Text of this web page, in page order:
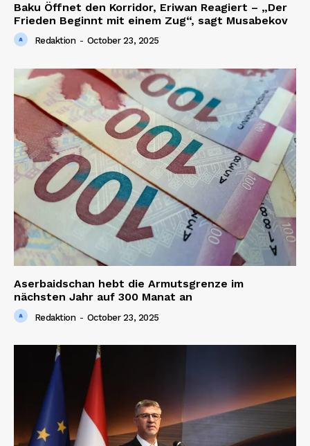
Baku Öffnet den Korridor, Eriwan Reagiert – „Der
Frieden Beginnt mit einem Zug“, sagt Musabekov
Redaktion - October 23, 2025
Aserbaidschan hebt die Armutsgrenze im
nächsten Jahr auf 300 Manat an
Redaktion - October 23, 2025